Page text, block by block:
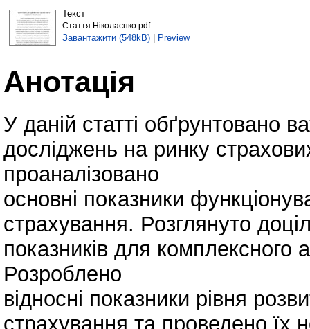
Текст
Стаття Ніколаєнко.pdf
Завантажити (548kB)| Preview
Анотація
У даній статті обґрунтовано
досліджень на ринку
проаналізовано
основні показники
страхування. Розглянуто
показників для комплексного
Розроблено
відносні показники рівня
страхування та проведено їх